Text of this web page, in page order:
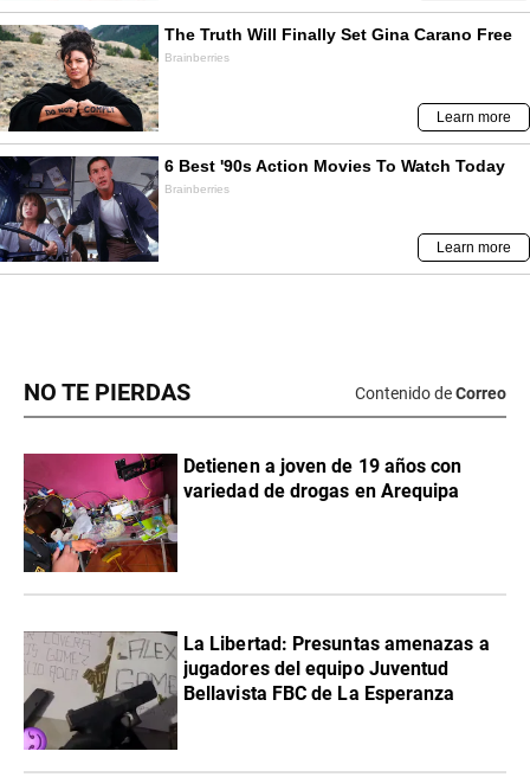
NO TE PIERDAS Contenido deCorreo
Detienen a joven de 19 años con
variedad de drogas en Arequipa
La Libertad: Presuntas amenazas a
jugadores del equipo Juventud
Bellavista FBC de La Esperanza